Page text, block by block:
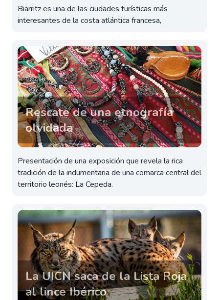
Biarritz es una de las ciudades turísticas más
interesantes de la costa atlántica francesa,
Rescate de una etnografía
olvidada
Presentación de una exposición que revela la rica
tradición de la indumentaria de una comarca central del
territorio leonés: La Cepeda.
La UICN saca de la Lista Roja
al lince Ibérico